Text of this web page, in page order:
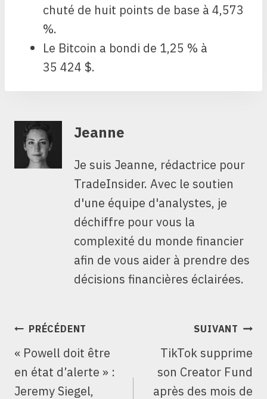
chuté de huit points de base à 4,573
%.
Le Bitcoin a bondi de 1,25 % à
35 424 $.
Jeanne
Je suis Jeanne, rédactrice pour
TradeInsider. Avec le soutien
d'une équipe d'analystes, je
déchiffre pour vous la
complexité du monde financier
afin de vous aider à prendre des
décisions financières éclairées.
NAVIGATION
L’ARTICLE
PRÉCÉDENT
« Powell doit être
en état d’alerte » :
Jeremy Siegel,
SUIVANT
TikTok supprime
son Creator Fund
après des mois de